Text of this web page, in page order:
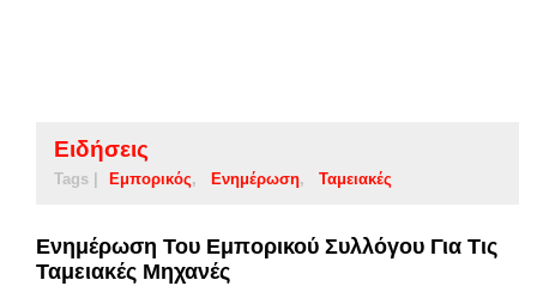
Ειδήσεις
Tags | Εμπορικός Ενημέρωση Ταμειακές
Ενημέρωση Του Εμπορικού Συλλόγου Για Τις
Ταμειακές Μηχανές